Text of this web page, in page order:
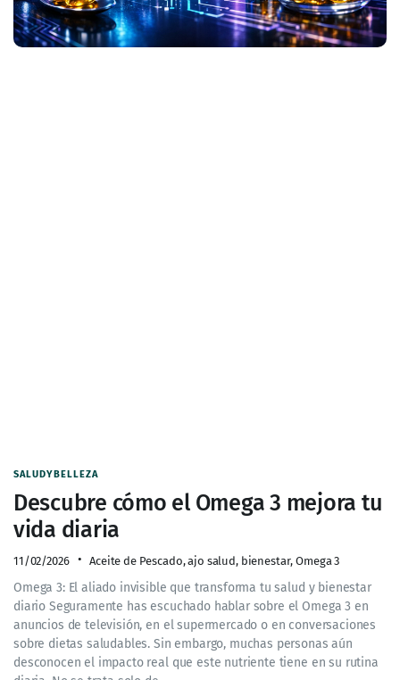
SALUDYBELLEZA
Descubre cómo el Omega 3 mejora tu
vida diaria
11/02/2026 Aceite de Pescado, ajo salud, bienestar, Omega 3
Omega 3: El aliado invisible que transforma tu salud y bienestar
diario Seguramente has escuchado hablar sobre el Omega 3 en
anuncios de televisión, en el supermercado o en conversaciones
sobre dietas saludables. Sin embargo, muchas personas aún
desconocen el impacto real que este nutriente tiene en su rutina